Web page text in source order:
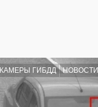
КАМЕРЫ ГИБДД НОВОСТИ